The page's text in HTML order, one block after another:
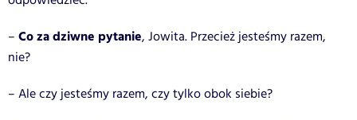
– Co za dziwne pytanie, Jowita. Przecież jesteśmy razem,
nie?
– Ale czy jesteśmy razem, czy tylko obok siebie?